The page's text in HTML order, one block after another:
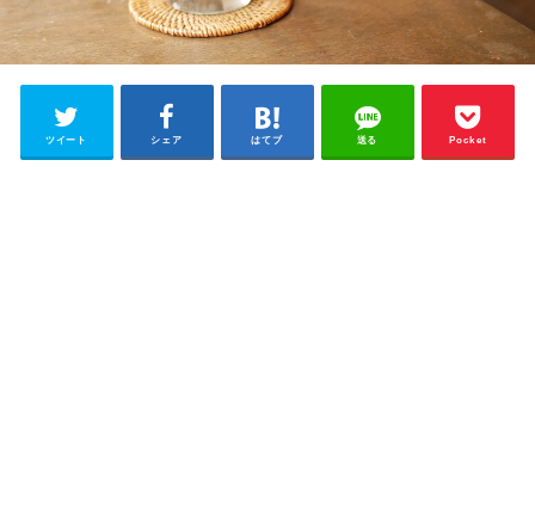
ツイート シェア はてブ 送る Pocket